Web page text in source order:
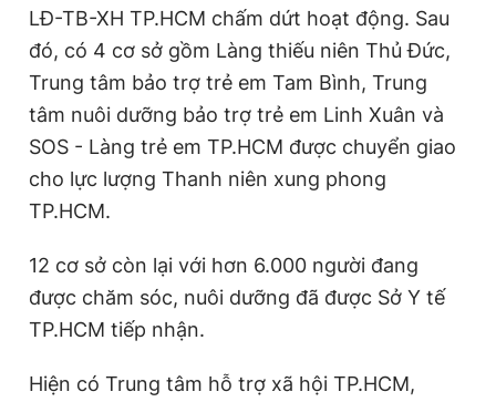
i
e
LĐ-TB-XH TP.HCM chấm dứt hoạt động. Sau
đó, có 4 cơ sở gồm Làng thiếu niên Thủ Đức,
Trung tâm bảo trợ trẻ em Tam Bình, Trung
tâm nuôi dưỡng bảo trợ trẻ em Linh Xuân và
SOS - Làng trẻ em TP.HCM được chuyển giao
cho lực lượng Thanh niên xung phong
TP.HCM.
12 cơ sở còn lại với hơn 6.000 người đang
được chăm sóc, nuôi dưỡng đã được Sở Y tế
TP.HCM tiếp nhận.
Hiện có Trung tâm hỗ trợ xã hội TP.HCM,